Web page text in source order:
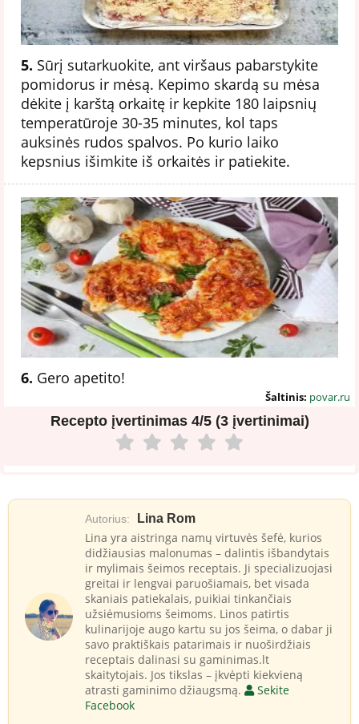
5. Sūrį sutarkuokite, ant viršaus pabarstykite
pomidorus ir mėsą. Kepimo skardą su mėsa
dėkite į karštą orkaitę ir kepkite 180 laipsnių
temperatūroje 30-35 minutes, kol taps
auksinės rudos spalvos. Po kurio laiko
kepsnius išimkite iš orkaitės ir patiekite.
6. Gero apetito!
Šaltinis: povar.ru
Recepto įvertinimas 4/5 (3 įvertinimai)
Autorius: Lina Rom
Lina yra aistringa namų virtuvės šefė, kurios
didžiausias malonumas – dalintis išbandytais
ir mylimais šeimos receptais. Ji specializuojasi
greitai ir lengvai paruošiamais, bet visada
skaniais patiekalais, puikiai tinkančiais
užsiėmusioms šeimoms. Linos patirtis
kulinarijoje augo kartu su jos šeima, o dabar ji
savo praktiškais patarimais ir nuoširdžiais
receptais dalinasi su gaminimas.lt
skaitytojais. Jos tikslas – įkvėpti kiekvieną
atrasti gaminimo džiaugsmą.
Sekite
Facebook